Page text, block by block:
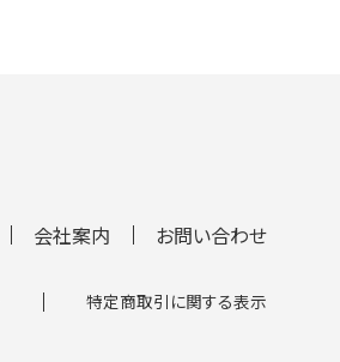
会社案内 お問い合わせ
特定商取引に関する表示